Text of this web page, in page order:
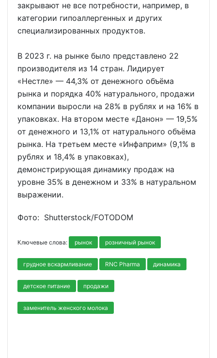
закрывают не все потребности, например, в
категории гипоаллергенных и других
специализированных продуктов.
В 2023 г. на рынке было представлено 22
производителя из 14 стран. Лидирует
«Нестле» — 44,3% от денежного объёма
рынка и порядка 40% натурального, продажи
компании выросли на 28% в рублях и на 16% в
упаковках. На втором месте «Данон» — 19,5%
от денежного и 13,1% от натурального объёма
рынка. На третьем месте «Инфаприм» (9,1% в
рублях и 18,4% в упаковках),
демонстрирующая динамику продаж на
уровне 35% в денежном и 33% в натуральном
выражении.
Фото: Shutterstoсk/FOTODOM
Ключевые слова: рынок розничный рынок
грудное вскармливание RNC Pharma динамика
детское питание продажи
заменитель женского молока